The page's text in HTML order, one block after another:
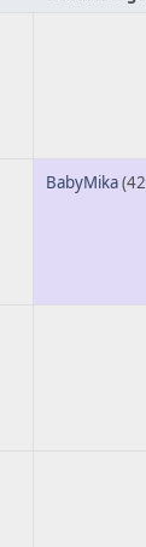
BabyMika